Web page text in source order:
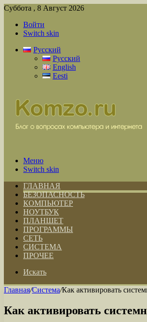
Суббота , 8 Август 2026
Войти
Switch skin
Русский
Русский
English
Eesti
Меню
Switch skin
ГЛАВНАЯ
БЕЗОПАСНОСТЬ
КОМПЬЮТЕР
НОУТБУК
ПЛАНШЕТ
ПРОГРАММЫ
СЕТЬ
СИСТЕМА
ПРОЧЕЕ
Искать
Главная/Система/Как активировать
Как активировать